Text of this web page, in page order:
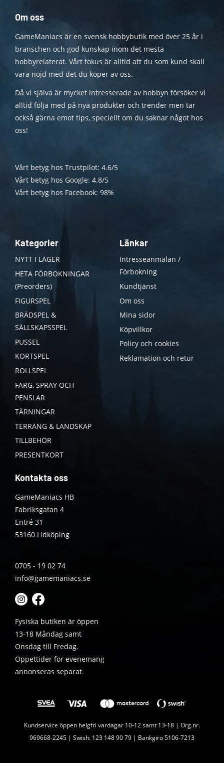
Om oss
GameManiacs är en svensk hobbybutik med över 25 år i
branschen och god kunskap inom det mesta
hobbyrelaterat. Vårt fokus är alltid att du som kund skall
vara nöjd med det du köper av oss.
Då vi själva är mycket intresserade av hobbyn försöker vi
alltid följa med på nya produkter och trender men tar
också gärna emot tips, speciellt om du saknar något hos
oss!
Vårt betyg hos Trustpilot: 4.6/5
Vårt betyg hos Google: 4.8/5
Vårt betyg hos Facebook: 98%
Kategorier
NYTT I LAGER
HETA FÖRBOKNINGAR
(Preorders)
FIGURSPEL
BRÄDSPEL &
SÄLLSKAPSSPEL
PUSSEL
KORTSPEL
ROLLSPEL
FÄRG, SPRAY OCH
PENSLAR
TÄRNINGAR
TERRÄNG & LANDSKAP
TILLBEHÖR
PRESENTKORT
Länkar
Intresseanmälan /
Förbokning
Kundtjänst
Om oss
Mina sidor
Köpvillkor
Policy och cookies
Reklamation och retur
Kontakta oss
GameManiacs HB
Fabriksgatan 4
Entré 31
53160 Lidköping
0705 - 19 02 74
info@gamemaniacs.se
Fysiska butiken är öppen
13-18 Måndag samt
Onsdag till Fredag.
Öppettider för evenemang
annonseras separat.
Kundservice öppen helgfri vardagar 10-12 samt 13-18 | Org.nr.
969668-2245 | Swish: 123 148 90 79 | Bankgiro 5106-7213